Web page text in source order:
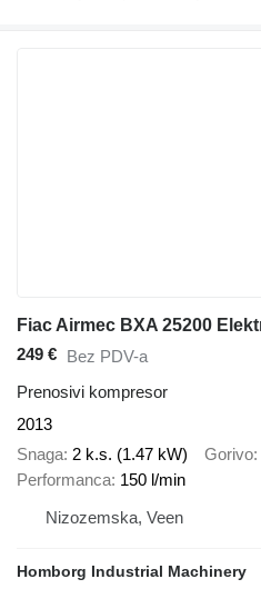
249 € Bez PDV-a
Prenosivi kompresor
2013
Snaga 2 k.s. (1.47 kW) Gorivo
Performanca 150 l/min
Nizozemska, Veen
Homborg Industrial Machinery